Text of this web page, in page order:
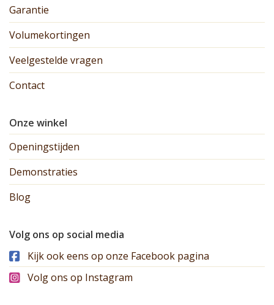
Garantie
Volumekortingen
Veelgestelde vragen
Contact
Onze winkel
Openingstijden
Demonstraties
Blog
Volg ons op social media
Kijk ook eens op onze Facebook pagina
Volg ons op Instagram